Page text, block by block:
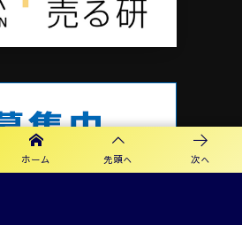
ホーム 先頭へ 次へ